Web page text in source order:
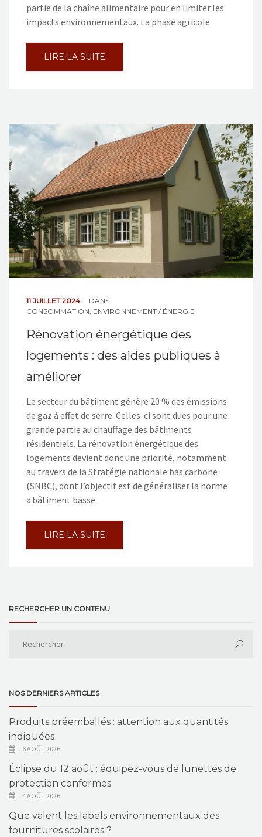
partie de la chaîne alimentaire pour en limiter les
impacts environnementaux. La phase agricole
LIRE LA SUITE
11 JUILLET 2024
DANS
CONSOMMATION, ENVIRONNEMENT / ÉNERGIE
Rénovation énergétique des
logements : des aides publiques à
améliorer
Le secteur du bâtiment génère 20 % des émissions
de gaz à effet de serre. Celles-ci sont dues pour une
grande partie au chauffage des bâtiments
résidentiels. La rénovation énergétique des
logements devient donc une priorité, notamment
au travers de la Stratégie nationale bas carbone
(SNBC), dont l’objectif est de généraliser la norme
« bâtiment basse
LIRE LA SUITE
RECHERCHER UN CONTENU
NOS DERNIERS ARTICLES
Produits préemballés : attention aux quantités
indiquées
6 AOÛT 2026
Éclipse du 12 août : équipez-vous de lunettes de
protection conformes
4 AOÛT 2026
Que valent les labels environnementaux des
fournitures scolaires ?